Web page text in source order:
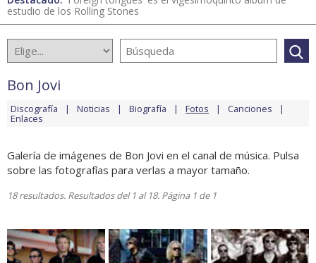
estudio de los Rolling Stones
Bon Jovi
Discografía Noticias Biografía Fotos Canciones
Enlaces
Galería de imágenes de Bon Jovi en el canal de música. Pulsa
sobre las fotografías para verlas a mayor tamaño.
18 resultados. Resultados del 1 al 18. Página 1 de 1